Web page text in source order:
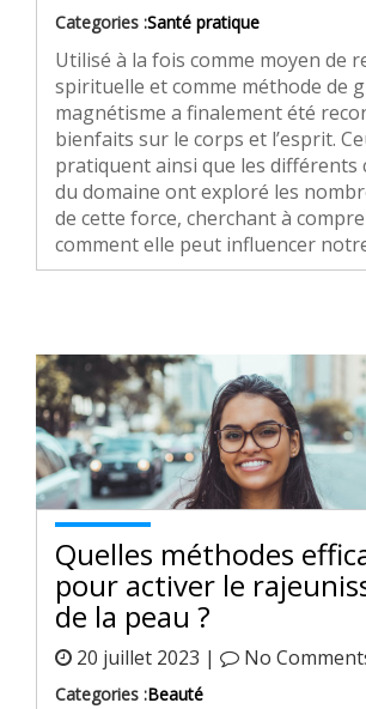
Categories :Santé pratique
Utilisé à la fois comme moyen de
spirituelle et comme méthode de
magnétisme a finalement été
bienfaits sur le corps et l’esprit.
pratiquent ainsi que les différents
du domaine ont exploré les
de cette force, cherchant à
comment elle peut influencer
Quelles méthodes
pour activer le
de la peau ?
20 juillet 2023 | No
Categories :Beauté